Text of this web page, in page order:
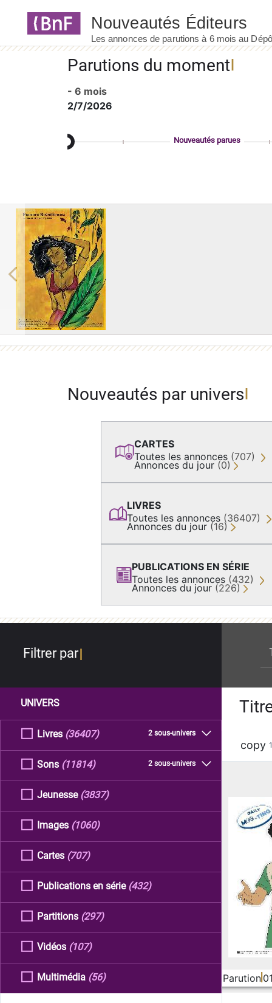
Parutions du moment
- 6 mois
2/7/2026
Nouveautés parues
Previous
Nouveautés par univers
CARTES
Toutes les annonces (707)
Annonces du jour (0)
LIVRES
Toutes les annonces (36407)
Annonces du jour (16)
PUBLICATIONS EN SÉRIE
Toutes les annonces (432)
Annonces du jour (226)
Filtrer par
UNIVERS
Livres 2 sous-univers
(36407)
Sons 2 sous-univers
(11814)
Jeunesse (3837)
Images (1060)
Cartes (707)
Publications en série (432)
Partitions (297)
Vidéos (107)
Multimédia (56)
copy
Parution